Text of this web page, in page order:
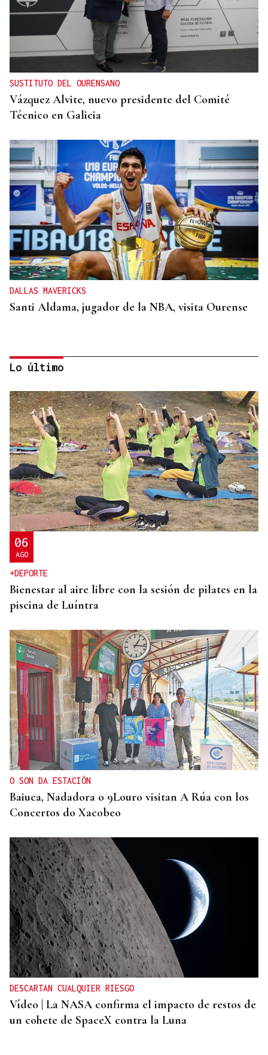
SUSTITUTO DEL OURENSANO
Vázquez Alvite, nuevo presidente del Comité
Técnico en Galicia
DALLAS MAVERICKS
Santi Aldama, jugador de la NBA, visita Ourense
2019, SU PRIMERA GRANDE
Pogacar vuelve a La Vuelta siete años después y
busca conquistar el maillot rojo
Lo último
06
AGO
+DEPORTE
Bienestar al aire libre con la sesión de pilates en la
piscina de Luíntra
O SON DA ESTACIÓN
Baiuca, Nadadora o 9Louro visitan A Rúa con los
Concertos do Xacobeo
DESCARTAN CUALQUIER RIESGO
Vídeo | La NASA confirma el impacto de restos de
un cohete de SpaceX contra la Luna